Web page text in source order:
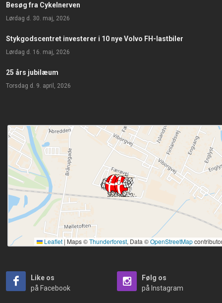
Besøg fra Cykelnerven
lørdag d. 30. maj, 2026
Stykgodscentret investerer i 10 nye Volvo FH-lastbiler
lørdag d. 16. maj, 2026
25 års jubilæum
torsdag d. 9. april, 2026
Leaflet | Maps ©Thunderforest, Data ©OpenStreetMap
Like os
på Facebook
Følg os
på Instagram